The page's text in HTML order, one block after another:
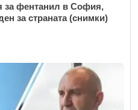
за фентанил в София,
за страната (снимки)